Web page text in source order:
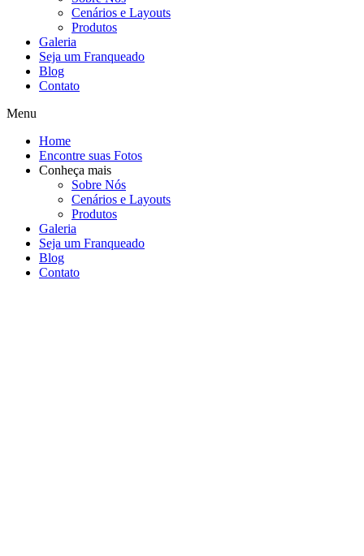
Cenários e Layouts
Produtos
Galeria
Seja um Franqueado
Blog
Contato
Menu
Home
Encontre suas Fotos
Conheça mais
Sobre Nós
Cenários e Layouts
Produtos
Galeria
Seja um Franqueado
Blog
Contato